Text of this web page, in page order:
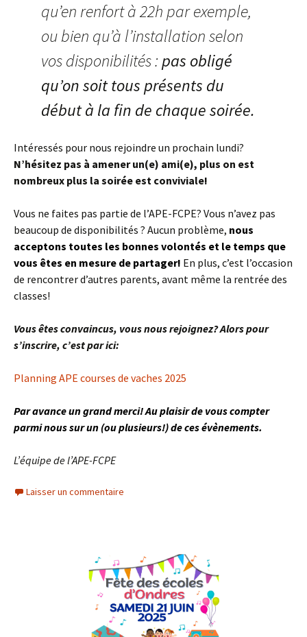
qu’en renfort à 22h par exemple,
ou bien qu’à l’installation selon
vos disponibilités :pas obligé
qu’on soit tous présents du
début à la fin de chaque soirée.
Intéressés pour nous rejoindre un prochain lundi?
N’hésitez pas à amener un(e) ami(e), plus on est
nombreux plus la soirée est conviviale!
Vous ne faites pas partie de l’APE-FCPE? Vous n’avez pas
beaucoup de disponibilités ? Aucun problème, nous
acceptons toutes les bonnes volontés et le temps que
vous êtes en mesure de partager! En plus, c’est l’occasion
de rencontrer d’autres parents, avant même la rentrée des
classes!
Vous êtes convaincus, vous nous rejoignez? Alors pour
s’inscrire, c’est par ici:
Planning APE courses de vaches 2025
Par avance un grand merci! Au plaisir de vous compter
parmi nous sur un (ou plusieurs!) de ces évènements.
L’équipe de l’APE-FCPE
Laisser un commentaire